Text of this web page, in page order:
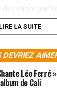
choix
LIRE LA SUITE
DEVRIEZ
Léo Ferré
de Cali